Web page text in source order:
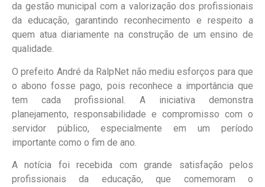
da gestão municipal com a valorização dos profissionais
da educação, garantindo reconhecimento e respeito a
quem atua diariamente na construção de um ensino de
qualidade.
O prefeito André da RalpNet não mediu esforços para que
o abono fosse pago, pois reconhece a importância que
tem cada profissional. A iniciativa demonstra
planejamento, responsabilidade e compromisso com o
servidor público, especialmente em um período
importante como o fim de ano.
A notícia foi recebida com grande satisfação pelos
profissionais da educação, que comemoram o